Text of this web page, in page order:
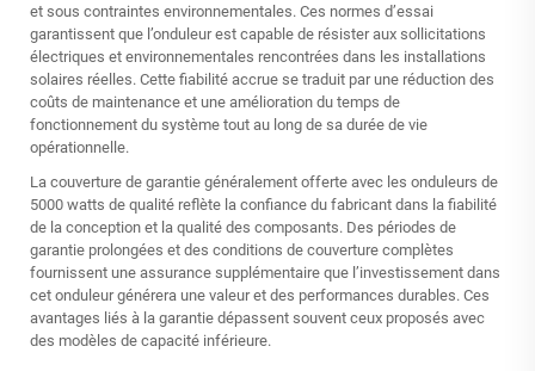
et sous contraintes environnementales. Ces normes d’essai
garantissent que l’onduleur est capable de résister aux sollicitations
électriques et environnementales rencontrées dans les installations
solaires réelles. Cette fiabilité accrue se traduit par une réduction des
coûts de maintenance et une amélioration du temps de
fonctionnement du système tout au long de sa durée de vie
opérationnelle.
La couverture de garantie généralement offerte avec les onduleurs de
5000 watts de qualité reflète la confiance du fabricant dans la fiabilité
de la conception et la qualité des composants. Des périodes de
garantie prolongées et des conditions de couverture complètes
fournissent une assurance supplémentaire que l’investissement dans
cet onduleur générera une valeur et des performances durables. Ces
avantages liés à la garantie dépassent souvent ceux proposés avec
des modèles de capacité inférieure.